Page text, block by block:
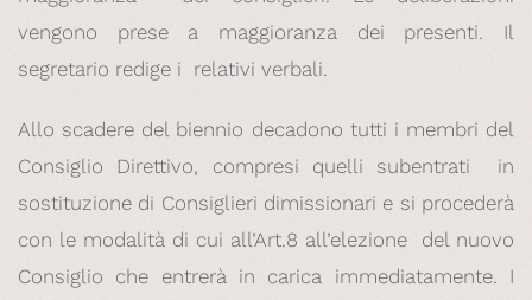
vengono prese a maggioranza dei presenti. Il
segretario redige i relativi verbali.
Allo scadere del biennio decadono tutti i membri del
Consiglio Direttivo, compresi quelli subentrati in
sostituzione di Consiglieri dimissionari e si procederà
con le modalità di cui all’Art.8 all’elezione del nuovo
Consiglio che entrerà in carica immediatamente. I